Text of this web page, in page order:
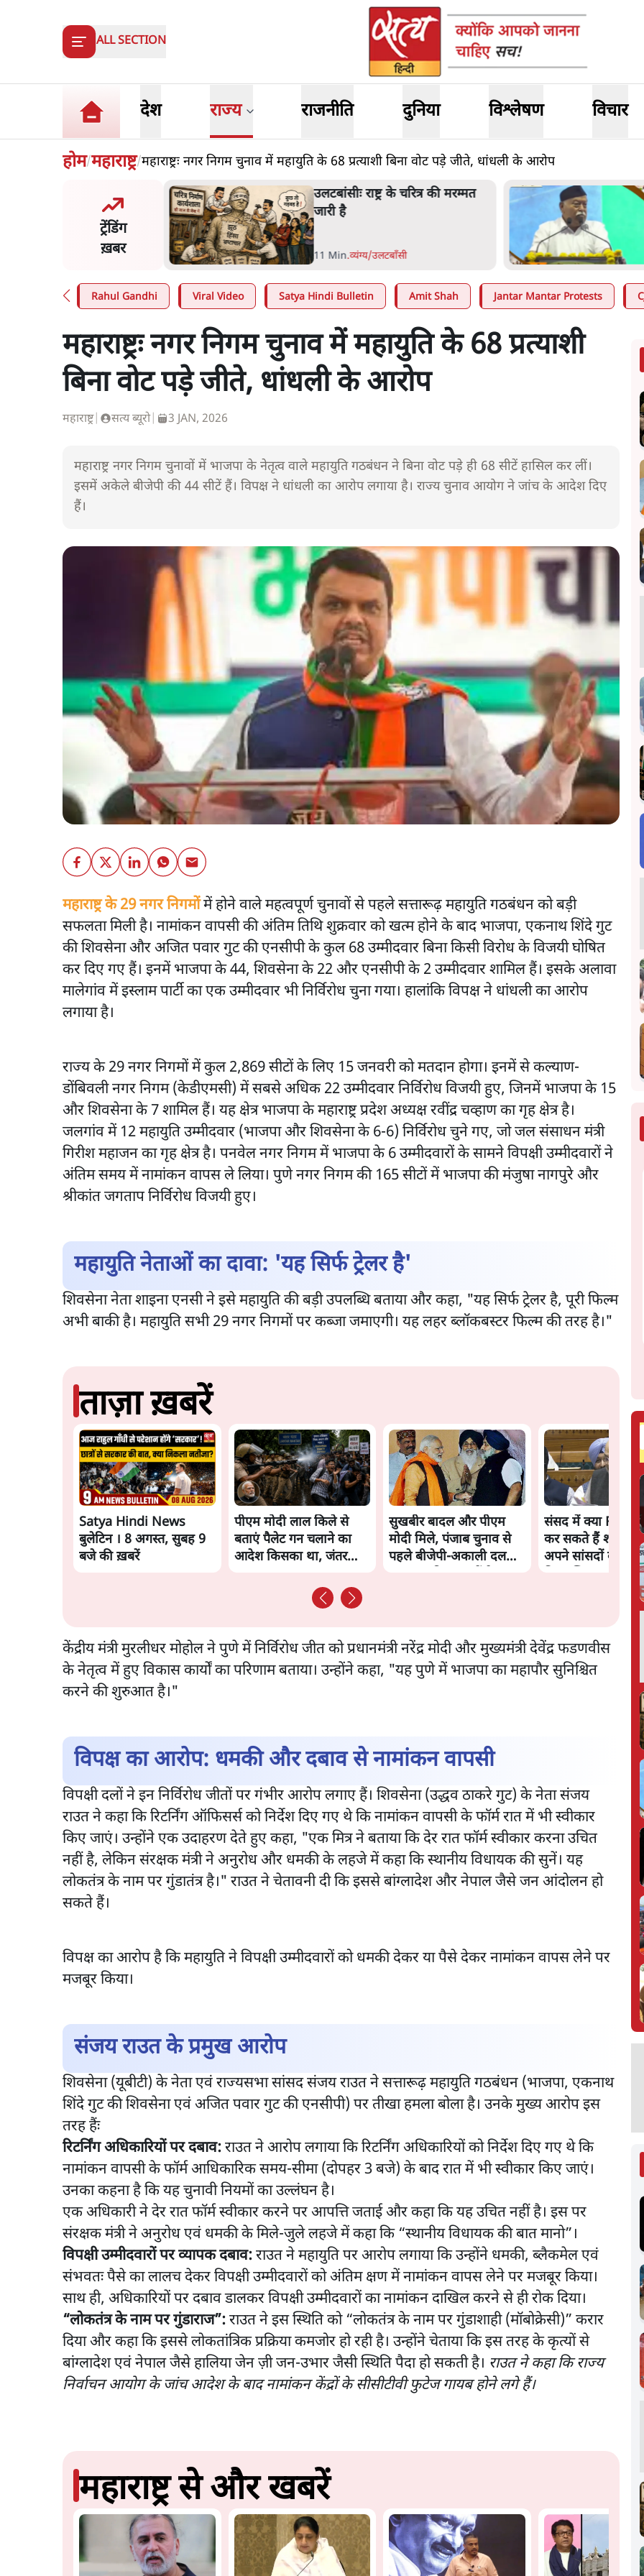
ALL SECTION
देश राज्य राजनीति दुनिया विश्लेषण विचार
होम/महाराष्ट्र/महाराष्ट्रः नगर निगम चुनाव में महायुति के 68 प्रत्याशी बिना वोट पड़े जीते, धांधली के आरोप
ट्रेंडिंग
ख़बर
राष्ट्र के चरित्र की मरम्मत
भागवत बोले- 'जेन ज़ी पर आँख
मूंदकर भरोसा, आंदोलन देश-विरोधी
नेशनल'
6 Min.देश
Rahul Gandhi Viral Video Satya Hindi Bulletin Amit Shah Jantar Mantar Protests
महाराष्ट्रः नगर निगम चुनाव में महायुति के 68 प्रत्याशी
बिना वोट पड़े जीते, धांधली के आरोप
महाराष्ट्र| सत्य ब्यूरो| 3 JAN, 2026
महाराष्ट्र नगर निगम चुनावों में भाजपा के नेतृत्व वाले महायुति गठबंधन ने बिना वोट पड़े ही 68 सीटें हासिल कर लीं।
इसमें अकेले बीजेपी की 44 सीटें हैं। विपक्ष ने धांधली का आरोप लगाया है। राज्य चुनाव आयोग ने जांच के आदेश दिए
हैं।
महाराष्ट्र के 29 नगर निगमोंमें होने वाले महत्वपूर्ण चुनावों से पहले सत्तारूढ़ महायुति गठबंधन को बड़ी
सफलता मिली है। नामांकन वापसी की अंतिम तिथि शुक्रवार को खत्म होने के बाद भाजपा, एकनाथ शिंदे गुट
की शिवसेना और अजित पवार गुट की एनसीपी के कुल 68 उम्मीदवार बिना किसी विरोध के विजयी घोषित
कर दिए गए हैं। इनमें भाजपा के 44, शिवसेना के 22 और एनसीपी के 2 उम्मीदवार शामिल हैं। इसके अलावा
मालेगांव में इस्लाम पार्टी का एक उम्मीदवार भी निर्विरोध चुना गया। हालांकि विपक्ष ने धांधली का आरोप
लगाया है।
राज्य के 29 नगर निगमों में कुल 2,869 सीटों के लिए 15 जनवरी को मतदान होगा। इनमें से कल्याण-
डोंबिवली नगर निगम (केडीएमसी) में सबसे अधिक 22 उम्मीदवार निर्विरोध विजयी हुए, जिनमें भाजपा के 15
और शिवसेना के 7 शामिल हैं। यह क्षेत्र भाजपा के महाराष्ट्र प्रदेश अध्यक्ष रवींद्र चव्हाण का गृह क्षेत्र है।
जलगांव में 12 महायुति उम्मीदवार (भाजपा और शिवसेना के 6-6) निर्विरोध चुने गए, जो जल संसाधन मंत्री
गिरीश महाजन का गृह क्षेत्र है। पनवेल नगर निगम में भाजपा के 6 उम्मीदवारों के सामने विपक्षी उम्मीदवारों ने
अंतिम समय में नामांकन वापस ले लिया। पुणे नगर निगम की 165 सीटों में भाजपा की मंजुषा नागपुरे और
श्रीकांत जगताप निर्विरोध विजयी हुए।
महायुति नेताओं का दावा: 'यह सिर्फ ट्रेलर है'
शिवसेना नेता शाइना एनसी ने इसे महायुति की बड़ी उपलब्धि बताया और कहा, "यह सिर्फ ट्रेलर है, पूरी फिल्म
अभी बाकी है। महायुति सभी 29 नगर निगमों पर कब्जा जमाएगी। यह लहर ब्लॉकबस्टर फिल्म की तरह है।"
ताज़ा ख़बरें
Satya Hindi News
बुलेटिन । 8 अगस्त, सुबह 9
बजे की ख़बरें
पीएम मोदी लाल किले से
बताएं पैलेट गन चलाने का
आदेश किसका था, जंतर
सुखबीर बादल और पीएम
मोदी मिले, पंजाब चुनाव से
पहले बीजेपी-अकाली दल
संसद में क्या FCRA
कर सकते हैं शाह?
अपने सांसदों के लिए
केंद्रीय मंत्री मुरलीधर मोहोल ने पुणे में निर्विरोध जीत को प्रधानमंत्री नरेंद्र मोदी और मुख्यमंत्री देवेंद्र फडणवीस
के नेतृत्व में हुए विकास कार्यों का परिणाम बताया। उन्होंने कहा, "यह पुणे में भाजपा का महापौर सुनिश्चित
करने की शुरुआत है।"
विपक्ष का आरोप: धमकी और दबाव से नामांकन वापसी
विपक्षी दलों ने इन निर्विरोध जीतों पर गंभीर आरोप लगाए हैं। शिवसेना (उद्धव ठाकरे गुट) के नेता संजय
राउत ने कहा कि रिटर्निंग ऑफिसर्स को निर्देश दिए गए थे कि नामांकन वापसी के फॉर्म रात में भी स्वीकार
किए जाएं। उन्होंने एक उदाहरण देते हुए कहा, "एक मित्र ने बताया कि देर रात फॉर्म स्वीकार करना उचित
नहीं है, लेकिन संरक्षक मंत्री ने अनुरोध और धमकी के लहजे में कहा कि स्थानीय विधायक की सुनें। यह
लोकतंत्र के नाम पर गुंडातंत्र है।" राउत ने चेतावनी दी कि इससे बांग्लादेश और नेपाल जैसे जन आंदोलन हो
सकते हैं।
विपक्ष का आरोप है कि महायुति ने विपक्षी उम्मीदवारों को धमकी देकर या पैसे देकर नामांकन वापस लेने पर
मजबूर किया।
संजय राउत के प्रमुख आरोप
शिवसेना (यूबीटी) के नेता एवं राज्यसभा सांसद संजय राउत ने सत्तारूढ़ महायुति गठबंधन (भाजपा, एकनाथ
शिंदे गुट की शिवसेना एवं अजित पवार गुट की एनसीपी) पर तीखा हमला बोला है। उनके मुख्य आरोप इस
तरह हैंः
रिटर्निंग अधिकारियों पर दबाव:राउत ने आरोप लगाया कि रिटर्निंग अधिकारियों को निर्देश दिए गए थे कि
नामांकन वापसी के फॉर्म आधिकारिक समय-सीमा (दोपहर 3 बजे) के बाद रात में भी स्वीकार किए जाएं।
उनका कहना है कि यह चुनावी नियमों का उल्लंघन है।
एक अधिकारी ने देर रात फॉर्म स्वीकार करने पर आपत्ति जताई और कहा कि यह उचित नहीं है। इस पर
संरक्षक मंत्री ने अनुरोध एवं धमकी के मिले-जुले लहजे में कहा कि “स्थानीय विधायक की बात मानो”।
विपक्षी उम्मीदवारों पर व्यापक दबाव:राउत ने महायुति पर आरोप लगाया कि उन्होंने धमकी, ब्लैकमेल एवं
संभवतः पैसे का लालच देकर विपक्षी उम्मीदवारों को अंतिम क्षण में नामांकन वापस लेने पर मजबूर किया।
साथ ही, अधिकारियों पर दबाव डालकर विपक्षी उम्मीदवारों का नामांकन दाखिल करने से ही रोक दिया।
“लोकतंत्र के नाम पर गुंडाराज”:राउत ने इस स्थिति को “लोकतंत्र के नाम पर गुंडाशाही (मॉबोक्रेसी)” करार
दिया और कहा कि इससे लोकतांत्रिक प्रक्रिया कमजोर हो रही है। उन्होंने चेताया कि इस तरह के कृत्यों से
बांग्लादेश एवं नेपाल जैसे हालिया जेन ज़ी जन-उभार जैसी स्थिति पैदा हो सकती है। राउत ने कहा कि राज्य
निर्वाचन आयोग के जांच आदेश के बाद नामांकन केंद्रों के सीसीटीवी फुटेज गायब होने लगे हैं।
महाराष्ट्र से और खबरें